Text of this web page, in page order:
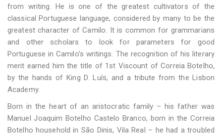
from writing. He is one of the greatest cultivators of the
classical Portuguese language, considered by many to be the
greatest character of Camilo. It is common for grammarians
and other scholars to look for parameters for good
Portuguese in Camilo’s writings. The recognition of his literary
merit earned him the title of 1st Viscount of Correia Botelho,
by the hands of King D. Luís, and a tribute from the Lisbon
Academy.
Born in the heart of an aristocratic family – his father was
Manuel Joaquim Botelho Castelo Branco, born in the Correia
Botelho household in São Dinis, Vila Real – he had a troubled